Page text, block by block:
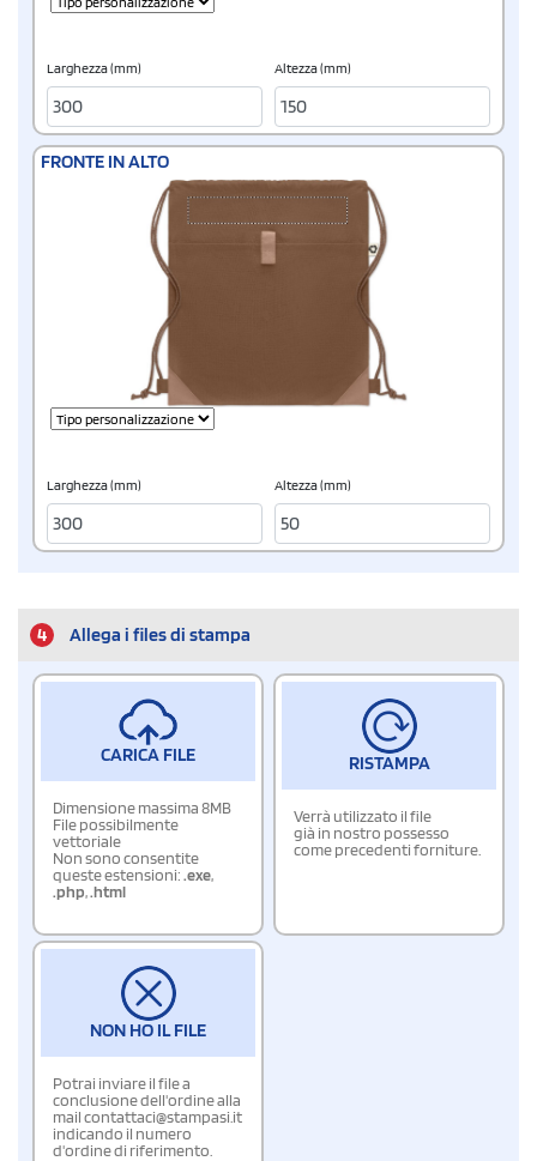
Larghezza (mm) Altezza (mm)
FRONTE IN ALTO
Larghezza (mm) Altezza (mm)
4 Allega i files di stampa
CARICA FILE
Dimensione massima 8MB
File possibilmente
vettoriale
Non sono consentite
queste estensioni:.exe,
.php,.html
RISTAMPA
Verrà utilizzato il file
già in nostro possesso
come precedenti forniture.
NON HO IL FILE
Potrai inviare il file a
conclusione dell'ordine alla
mail contattaci@stampasi.it
indicando il numero
d'ordine di riferimento.